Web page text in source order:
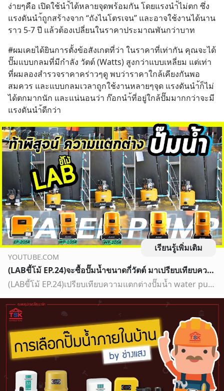
ง่ายๆคือ เปิดใช้นำ้ได้หลายจุดพร้อมกัน โดยแรงนำ้ไม่ตก ซึ่ง
แรงดันนำ้ถูกสร้างจาก “ถังไนโตรเจน” และอาจใช้งานได้นาน
ราว 5-7 ปี แล้วต้องเปลี่ยนในราคาประมาณพันกว่าบาท
#ผมเคยได้ยินการตั้งข้อสังเกตที่ว่า ในราคาที่เท่ากัน คุณจะได้
ปั๊มแบบกลมที่มีกำลัง วัตต์ (Watts) สูงกว่าแบบเหลี่ยม แต่เท่า
ที่ผมลองสำรวจราคาคร่าวๆดู พบว่าราคาใกล้เคียงกันพอ
สมควร และแบบกลมเวลาถูกใช้งานหลายๆจุด แรงดันนำ้ก็ไม่
ได้ตกมากนัก และแน่นอนว่า ก๊อกนำ้ที่อยู่ใกล้ปั๊มมากกว่าจะมี
แรงดันนำ้ดีกว่า
เรียนรู้เพิ่มเติม
YOUTUBE.COM
(LABขี้โม้ EP.24)จะซื้อปั๊มน้ำขนาดกี่วัตต์ มาเปรียบเทียบความเเตกต่างปั๊มน้ำ water pump กัน
(LABขี้โม้ EP.24)เปรียบเทียบความเเตกต่างปั๊มน้ำ water pumpปั๊มน้ำ ที่นำมารีวิวมีดังนี้ นะครับ.........1.ปั๊มน้ำอัตโนมัติ MITSUBISHI WP-105R กำลัง 105 วัตต์(เ...